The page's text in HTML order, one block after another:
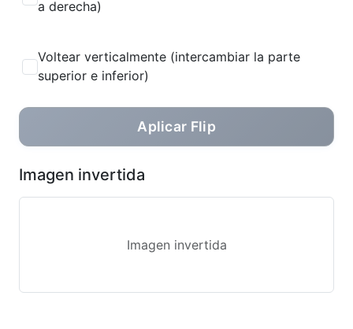
a derecha)
Voltear verticalmente (intercambiar la parte
superior e inferior)
Aplicar Flip
Imagen invertida
Imagen invertida